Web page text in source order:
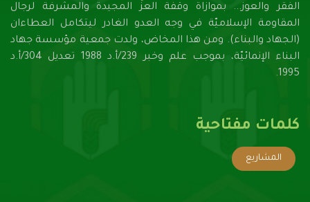
الفقر والعوز... بموازاة وقفة العزِّ المجيدة والمشرفة لرجال
المقاومة الإسلاميّة في وجه العدو الغادر ليتكامل العطاءان
(الجهاد والبناء). ومن هذا المخاض، ولدت جمعية مؤسسة جهاد
البناء الإنمائيّة، بموجب علم وخبر 239/أ.د 1988 تعديل 304/أ.د
1995.
كلمات مفتاحية
المشاريع